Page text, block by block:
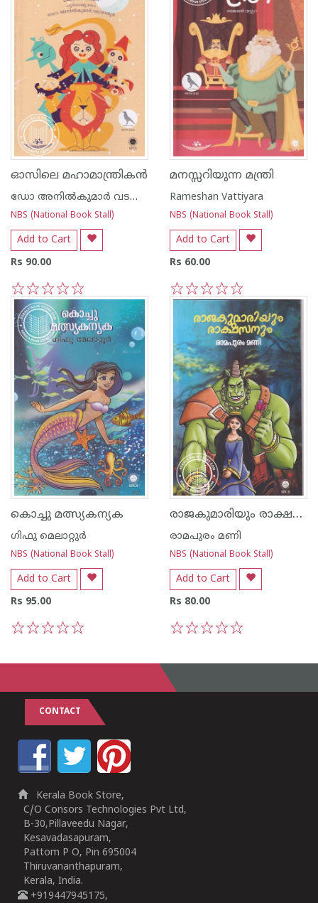
ഓസിലെ മഹാമാന്ത്രികൻ
ഡോ അനില്‍കുമാര്‍ വടവാതൂര്‍
NBS (National Book Stall)
Add to Cart
Rs 90.00
5
4
3
2
1
മനസ്സറിയുന്ന മന്ത്രി
Rameshan Vattiyara
NBS (National Book Stall)
Add to Cart
Rs 60.00
5
4
3
2
1
കൊച്ചു മത്സ്യകന്യക
ഗിഫു മെലാറ്റുര്‍‌
NBS (National Book Stall)
Add to Cart
Rs 95.00
രാജകുമാരിയും രാക്ഷസനും
രാമപുരം മണി
NBS (National Book Stall)
Add to Cart
Rs 80.00
CONTACT
Kerala Book Store,
C/O Consors Technologies Pvt Ltd,
B-30,Pillaveedu Nagar,
Kesavadasapuram,
Pattom P O, Pin 695004
Thiruvananthapuram,
Kerala, India.
+919447945175,